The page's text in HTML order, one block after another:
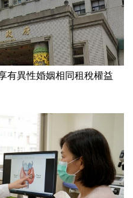
異性婚姻相同租稅權益